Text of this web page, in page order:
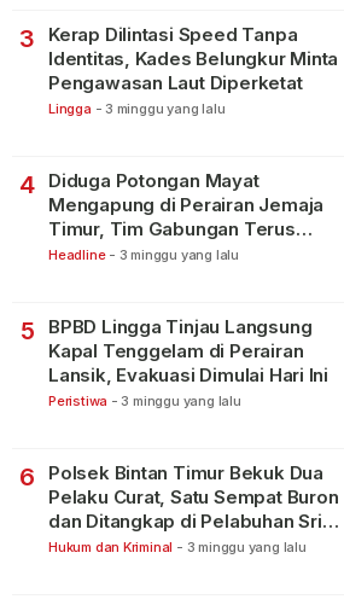
3
Kerap Dilintasi Speed Tanpa
Identitas, Kades Belungkur Minta
Pengawasan Laut Diperketat
Lingga - 3 minggu yang lalu
4
Diduga Potongan Mayat
Mengapung di Perairan Jemaja
Timur, Tim Gabungan Terus
Lakukan Pencarian
Headline - 3 minggu yang lalu
5
BPBD Lingga Tinjau Langsung
Kapal Tenggelam di Perairan
Lansik, Evakuasi Dimulai Hari Ini
Peristiwa - 3 minggu yang lalu
6
Polsek Bintan Timur Bekuk Dua
Pelaku Curat, Satu Sempat Buron
dan Ditangkap di Pelabuhan Sri
Bintan Pura
Hukum dan Kriminal - 3 minggu yang lalu